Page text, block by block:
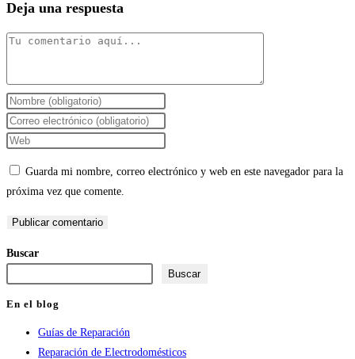
Deja una respuesta
Comentario
Introduce
tu
nombre
de
usuario
comentar
Introduce
tu
correo
electrónico
comentar
Introduce
de
tu
(opcional)
Guarda mi nombre, correo electrónico y web en este navegador para la
próxima vez que comente.
Buscar
Buscar
En el blog
Guías de Reparación
Reparación de Electrodomésticos